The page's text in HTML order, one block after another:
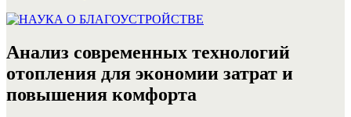
Анализ современных технологий
отопления для экономии затрат и
повышения комфорта